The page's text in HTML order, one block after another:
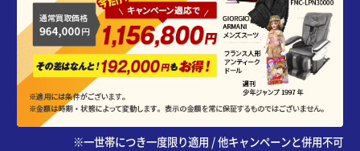
※一世帯につき一度限り適用 / 他キャンペーンと併用不可